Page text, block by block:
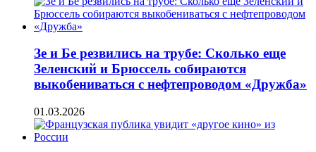
Зе и Бе резвились на трубе: Сколько еще
Зеленский и Брюссель собираются
выкобениваться с нефтепроводом «Дружба»
01.03.2026